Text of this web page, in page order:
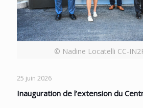
© Nadine Locatelli CC-
25 juin 2026
Inauguration de l’extension du